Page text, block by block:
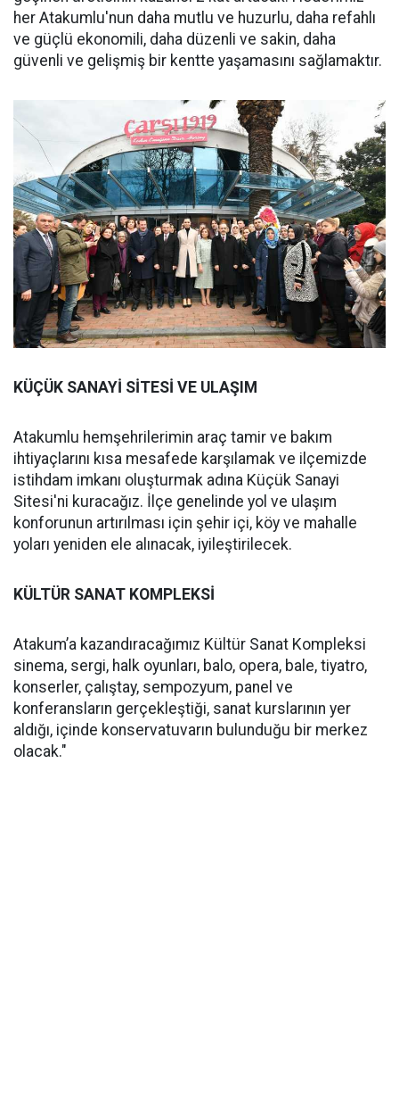
her Atakumlu'nun daha mutlu ve huzurlu, daha refahlı
ve güçlü ekonomili, daha düzenli ve sakin, daha
güvenli ve gelişmiş bir kentte yaşamasını sağlamaktır.
KÜÇÜK SANAYİ SİTESİ VE ULAŞIM
Atakumlu hemşehrilerimin araç tamir ve bakım
ihtiyaçlarını kısa mesafede karşılamak ve ilçemizde
istihdam imkanı oluşturmak adına Küçük Sanayi
Sitesi'ni kuracağız. İlçe genelinde yol ve ulaşım
konforunun artırılması için şehir içi, köy ve mahalle
yoları yeniden ele alınacak, iyileştirilecek.
KÜLTÜR SANAT KOMPLEKSİ
Atakum’a kazandıracağımız Kültür Sanat Kompleksi
sinema, sergi, halk oyunları, balo, opera, bale, tiyatro,
konserler, çalıştay, sempozyum, panel ve
konferansların gerçekleştiği, sanat kurslarının yer
aldığı, içinde konservatuvarın bulunduğu bir merkez
olacak."